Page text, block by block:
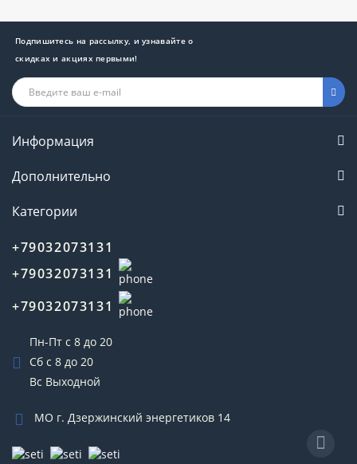
Подпишитесь на рассылку, и узнавайте о
скидках и акциях первыми!
Информация
Дополнительно
Категории
+79032073131
+79032073131
+79032073131
Пн-Пт с 8 до 20
Сб с 8 до 20
Вс Выходной
МО г. Дзержинский энергетиков 14